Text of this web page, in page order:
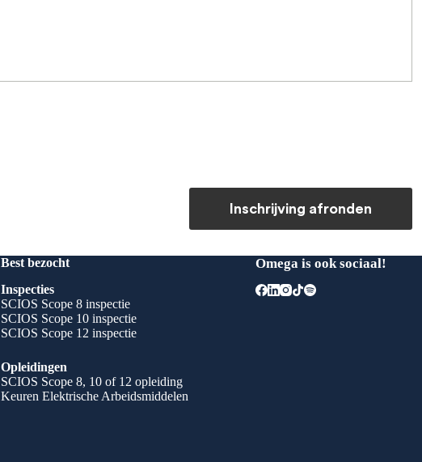
Inschrijving afronden
Best bezocht
Inspecties
SCIOS Scope 8 inspectie
SCIOS Scope 10 inspectie
SCIOS Scope 12 inspectie
Opleidingen
SCIOS Scope 8, 10 of 12 opleiding
Keuren Elektrische Arbeidsmiddelen
Omega is ook sociaal!